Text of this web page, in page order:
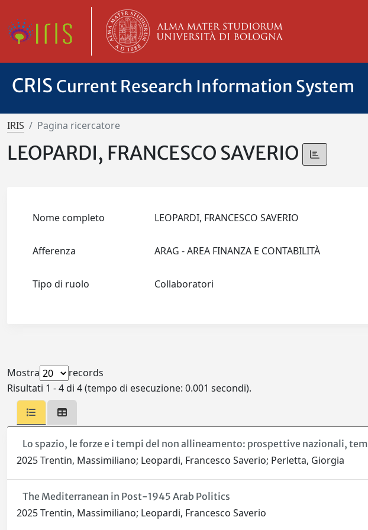
CRIS Current Research Information System
IRIS Pagina ricercatore
LEOPARDI, FRANCESCO SAVERIO
Nome completo LEOPARDI, FRANCESCO SAVERIO
Afferenza ARAG - AREA FINANZA E CONTABILITÀ
Tipo di ruolo Collaboratori
Mostra
records
Risultati 1 - 4 di 4 (tempo di esecuzione: 0.001 secondi).
Lo spazio, le forze e i tempi del non allineamento: prospettive nazionali,
2025 Trentin, Massimiliano; Leopardi, Francesco Saverio; Perletta, Giorgia
The Mediterranean in Post-1945 Arab Politics
2025 Trentin, Massimiliano; Leopardi, Francesco Saverio